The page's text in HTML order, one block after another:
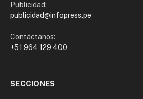
Publicidad:
publicidad@infopress.pe
Contáctanos:
+51 964 129 400
SECCIONES